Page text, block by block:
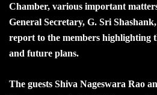
Chamber, various important
General Secretary, G. Sri
report to the members highlighting
and future plans.
The guests Shiva Nageswara Rao